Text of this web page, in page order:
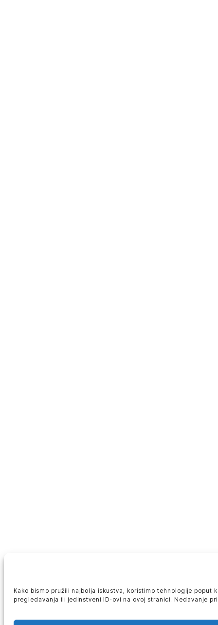
Kako bismo pružili najbolja iskustva, koristimo tehnologije
pregledavanja ili jedinstveni ID-ovi na ovoj stranici. Nedavanje